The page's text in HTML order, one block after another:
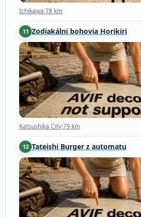
Ichikawa·78 km
11 Zodiakálni bohovia Horikiri
Katsushika City·79 km
Katsushika City·79 km
12 Tateishi Burger z automatu
79 km